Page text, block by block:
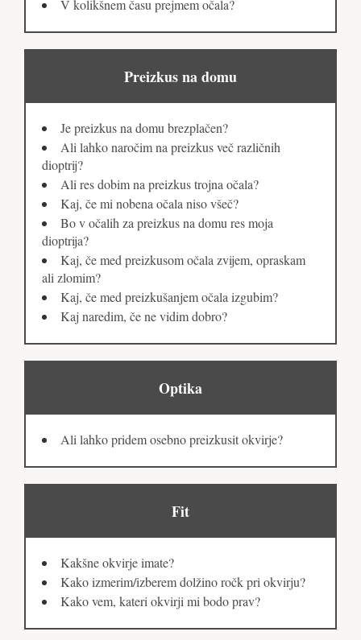
V kolikšnem času prejmem očala?
Preizkus na domu
Je preizkus na domu brezplačen?
Ali lahko naročim na preizkus več različnih
dioptrij?
Ali res dobim na preizkus trojna očala?
Kaj, če mi nobena očala niso všeč?
Bo v očalih za preizkus na domu res moja
dioptrija?
Kaj, če med preizkusom očala zvijem, opraskam
ali zlomim?
Kaj, če med preizkušanjem očala izgubim?
Kaj naredim, če ne vidim dobro?
Optika
Ali lahko pridem osebno preizkusit okvirje?
Fit
Kakšne okvirje imate?
Kako izmerim/izberem dolžino ročk pri okvirju?
Kako vem, kateri okvirji mi bodo prav?